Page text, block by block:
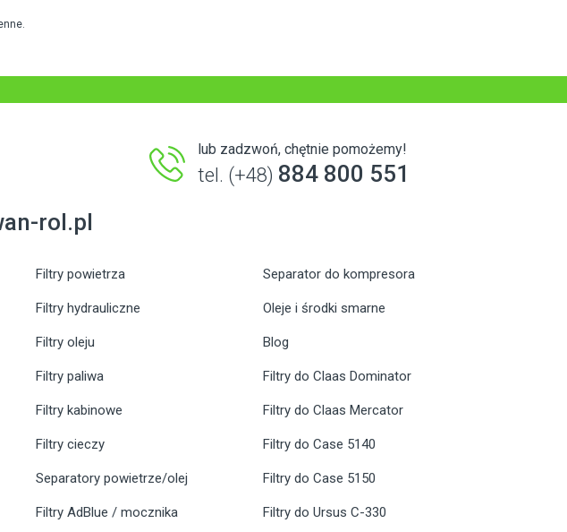
rol.pl
lub zadzwoń, chętnie pomożemy!
tel. (+48) 884 800 551
Filtry powietrza
Filtry hydrauliczne
Filtry oleju
Filtry paliwa
Filtry kabinowe
Filtry cieczy
Separatory powietrze/olej
Filtry AdBlue / mocznika
Separator do kompresora
Oleje i środki smarne
Blog
Filtry do Claas Dominator
Filtry do Claas Mercator
Filtry do Case 5140
Filtry do Case 5150
Filtry do Ursus C-330